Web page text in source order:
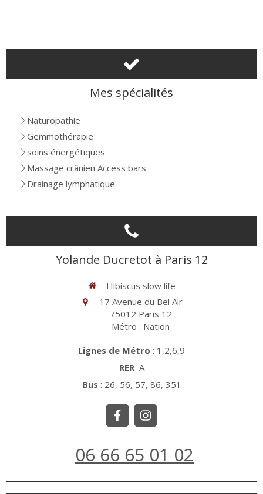
Mes spécialités
Naturopathie
Gemmothérapie
soins énergétiques
Massage crânien Access bars
Drainage lymphatique
Yolande Ducretot à Paris 12
Hibiscus slow life
17 Avenue du Bel Air
75012 Paris 12
Métro : Nation
Lignes de Métro : 1,2,6,9
RERA
Bus : 26, 56, 57, 86, 351
06 66 65 01 02